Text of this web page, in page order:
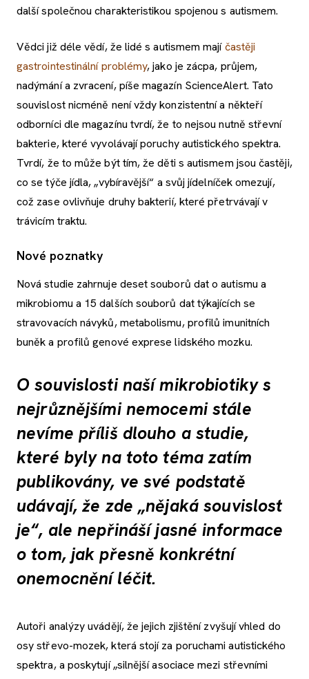
další společnou charakteristikou spojenou s autismem.
Vědci již déle vědí, že lidé s autismem majíčastěji
gastrointestinální problémy, jako je zácpa, průjem,
nadýmání a zvracení, píše magazín ScienceAlert. Tato
souvislost nicméně není vždy konzistentní a někteří
odborníci dle magazínu tvrdí, že to nejsou nutně střevní
bakterie, které vyvolávají poruchy autistického spektra.
Tvrdí, že to může být tím, že děti s autismem jsou častěji,
co se týče jídla, „vybíravější“ a svůj jídelníček omezují,
což zase ovlivňuje druhy bakterií, které přetrvávají v
trávicím traktu.
Nové poznatky
Nová studie zahrnuje deset souborů dat o autismu a
mikrobiomu a 15 dalších souborů dat týkajících se
stravovacích návyků, metabolismu, profilů imunitních
buněk a profilů genové exprese lidského mozku.
O souvislosti naší mikrobiotiky s
nejrůznějšími nemocemi stále
nevíme příliš dlouho a studie,
které byly na toto téma zatím
publikovány, ve své podstatě
udávají, že zde „nějaká souvislost
je“, ale nepřináší jasné informace
o tom, jak přesně konkrétní
onemocnění léčit.
Autoři analýzy uvádějí, že jejich zjištění zvyšují vhled do
osy střevo-mozek, která stojí za poruchami autistického
spektra, a poskytují „silnější asociace mezi střevními